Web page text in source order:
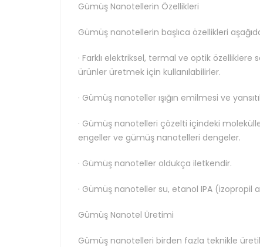
Gümüş Nanotellerin Özellikleri
Gümüş nanotellerin başlıca özellikleri
· Farklı elektriksel, termal ve optik
ürünler üretmek için kullanılabilirler.
· Gümüş nanoteller ışığın emilmesi ve
· Gümüş nanotelleri çözelti içindeki
engeller ve gümüş nanotelleri dengeler.
· Gümüş nanoteller oldukça iletkendir.
· Gümüş nanoteller su, etanol IPA (izopropil
Gümüş Nanotel Üretimi
Gümüş nanotelleri birden fazla teknikle